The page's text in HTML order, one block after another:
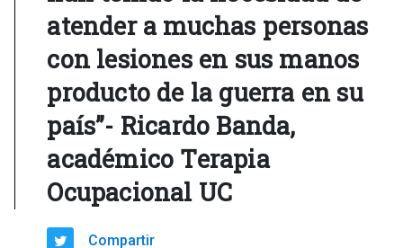
atender a muchas personas
con lesiones en sus manos
producto de la guerra en su
país”- Ricardo Banda,
académico Terapia
Ocupacional UC
Compartir